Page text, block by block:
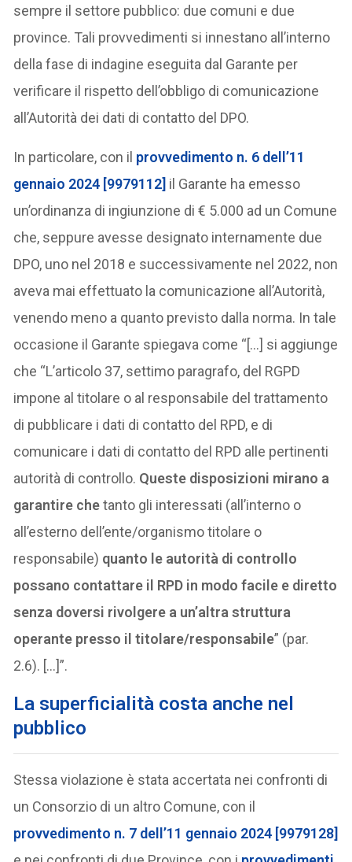
sempre il settore pubblico: due comuni e due
province. Tali provvedimenti si innestano all’interno
della fase di indagine eseguita dal Garante per
verificare il rispetto dell’obbligo di comunicazione
all’Autorità dei dati di contatto del DPO.
In particolare, con il provvedimento n. 6 dell’11
gennaio 2024 [9979112] il Garante ha emesso
un’ordinanza di ingiunzione di € 5.000 ad un Comune
che, seppure avesse designato internamente due
DPO, uno nel 2018 e successivamente nel 2022, non
aveva mai effettuato la comunicazione all’Autorità,
venendo meno a quanto previsto dalla norma. In tale
occasione il Garante spiegava come “[…] si aggiunge
che “L’articolo 37, settimo paragrafo, del RGPD
impone al titolare o al responsabile del trattamento
di pubblicare i dati di contatto del RPD, e di
comunicare i dati di contatto del RPD alle pertinenti
autorità di controllo. Queste disposizioni mirano a
garantire chetanto gli interessati (all’interno o
all’esterno dell’ente/organismo titolare o
responsabile) quanto le autorità di controllo
possano contattare il RPD in modo facile e diretto
senza doversi rivolgere a un’altra struttura
operante presso il titolare/responsabile” (par.
2.6). […]”.
La superficialità costa anche nel
pubblico
Stessa violazione è stata accertata nei confronti di
un Consorzio di un altro Comune, con il
provvedimento n. 7 dell’11 gennaio 2024 [9979128]